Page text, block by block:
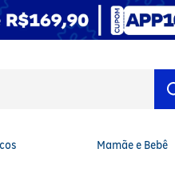
Mamãe e Bebê